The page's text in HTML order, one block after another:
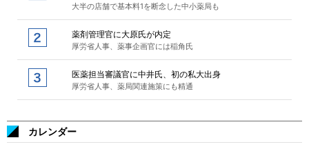
大半の店舗で基本料1を断念した中小薬局も
薬剤管理官に大原氏が内定
厚労省人事、薬事企画官には稲角氏
医薬担当審議官に中井氏、初の私大出身
厚労省人事、薬局関連施策にも精通
カレンダー